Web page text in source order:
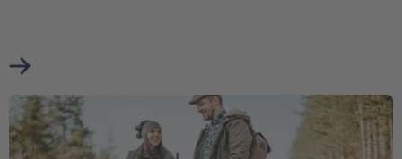
Mehr über Photovoltaikversicherung erfahren
Weiter zu Jagdhaftpflichtversicherung